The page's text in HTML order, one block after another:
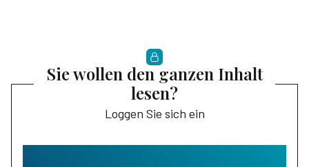
Sie wollen den ganzen Inhalt
lesen?
Loggen Sie sich ein